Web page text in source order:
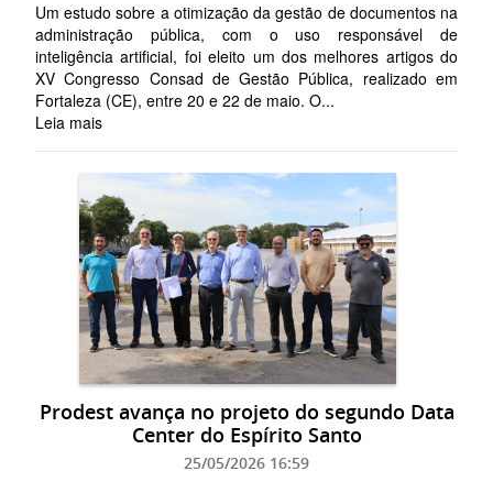
Um estudo sobre a otimização da gestão de documentos na
administração pública, com o uso responsável de
inteligência artificial, foi eleito um dos melhores artigos do
XV Congresso Consad de Gestão Pública, realizado em
Fortaleza (CE), entre 20 e 22 de maio. O...
Leia mais
Prodest avança no projeto do segundo Data
Center do Espírito Santo
25/05/2026 16:59